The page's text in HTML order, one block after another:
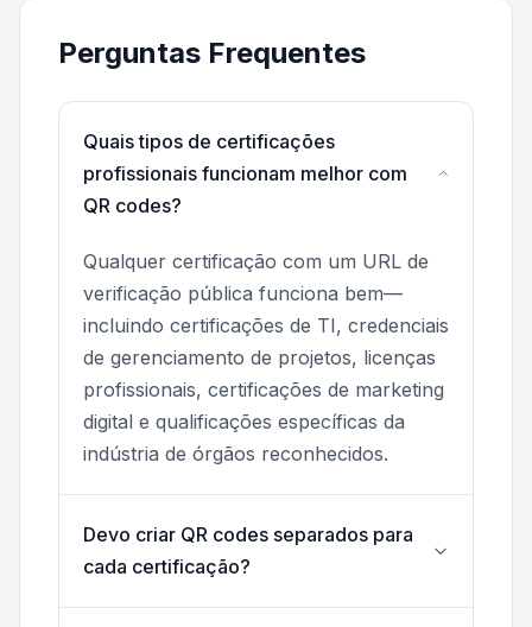
Perguntas Frequentes
Quais tipos de certificações
profissionais funcionam melhor com
QR codes?
Qualquer certificação com um URL de
verificação pública funciona bem—
incluindo certificações de TI, credenciais
de gerenciamento de projetos, licenças
profissionais, certificações de marketing
digital e qualificações específicas da
indústria de órgãos reconhecidos.
Devo criar QR codes separados para
cada certificação?